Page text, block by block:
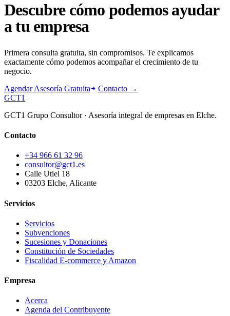
Descubre cómo podemos ayudar
a tu empresa
Primera consulta gratuita, sin compromisos. Te explicamos
exactamente cómo podemos acompañar el crecimiento de tu
negocio.
Agendar Asesoría Gratuita
Contacto →
GCT1
GCT1 Grupo Consultor · Asesoría integral de empresas en Elche.
Contacto
+34 966 61 32 96
consultor@gct1.es
Calle Utiel 18
03203 Elche, Alicante
Servicios
Servicios
Subvenciones
Sucesiones y Donaciones
Constitución de Sociedades
Fiscalidad E-commerce y Amazon
Empresa
Acerca
Agenda del Contribuyente